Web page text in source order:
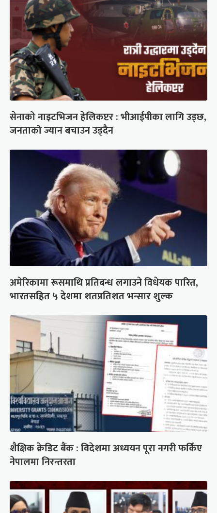
सेनाको नाइटभिजन हेलिकप्टर : भीआईपीका लागि उड्छ,
जनताको ज्यान बचाउन उड्दैन
अमेरिकामा रूसमाथि प्रतिबन्ध लगाउने विधेयक पारित,
भारतसहित ५ देशमा शतप्रतिशत भन्सार शुल्क
शैक्षिक क्रेडिट बैंक : विदेशमा अध्ययन पूरा नगरी फर्किए
नेपालमा निरन्तरता